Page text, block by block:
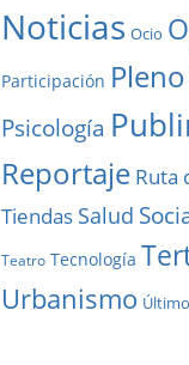
Noticias Ocio
Participación
Psicología
Reportaje Ruta
Tiendas Salud
Teatro Tecnología
Urbanismo Último